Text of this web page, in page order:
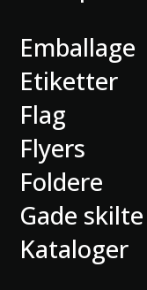
Emballage
Etiketter
Flag
Flyers
Foldere
Gade skilte
Kataloger